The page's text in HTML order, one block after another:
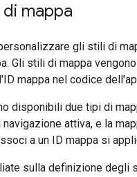
di mappa
gli stili di
Gli stili di mappa
mappa nel codice
disponibili due tipi di
navigazione attiva, e la
a un ID mappa si
sulla definizione degli